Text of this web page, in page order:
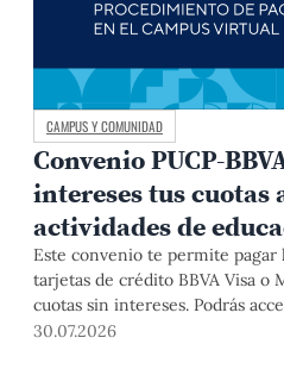
CAMPUS Y COMUNIDAD
Convenio PUCP-
intereses tus cuotas
actividades de
Este convenio te permite pagar
tarjetas de crédito BBVA Visa o
cuotas sin intereses. Podrás
hasta el 31 de diciembre del
30.07.2026